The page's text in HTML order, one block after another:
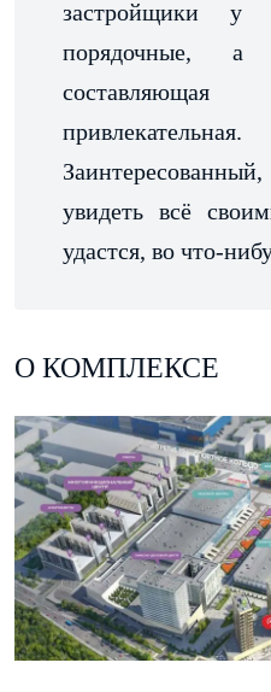
застройщики
порядочные, а
составляющая
привлекательная.
увидеть всё
удастся, во что-
О КОМПЛЕКСЕ